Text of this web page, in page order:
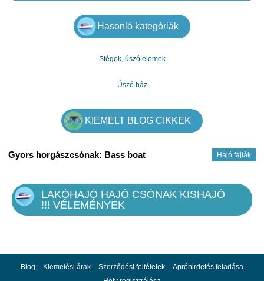
Hasonló kategóriák
Stégek, úszó elemek
Úszó ház
KIEMELT BLOG CIKKEK
Hajó fajták
Gyors horgászcsónak: Bass boat
LAKÓHAJÓ HAJÓ CSÓNAK KISHAJÓ
!!! VÉLEMÉNYEK
Blog Kiemelési árak Szerződési feltételek
Apróhirdetés feladása